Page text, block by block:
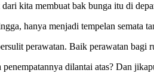
kita membuat bak bunga itu di
hanya menjadi tempelan semata
perawatan. Baik perawatan
dilantai atas? Dan